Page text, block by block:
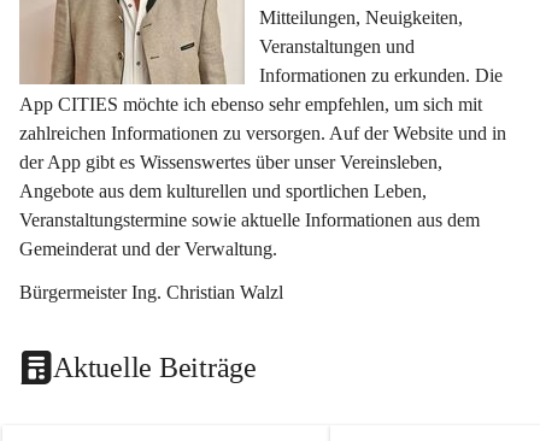
Mitteilungen, Neuigkeiten,
Veranstaltungen und
Informationen zu erkunden. Die
App CITIES möchte ich ebenso sehr empfehlen, um sich mit
zahlreichen Informationen zu versorgen. Auf der Website und in
der App gibt es Wissenswertes über unser Vereinsleben,
Angebote aus dem kulturellen und sportlichen Leben,
Veranstaltungstermine sowie aktuelle Informationen aus dem
Gemeinderat und der Verwaltung.
Bürgermeister Ing. Christian Walzl
Aktuelle Beiträge